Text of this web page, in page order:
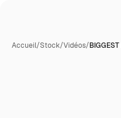
Accueil/Stock/Vidéos/